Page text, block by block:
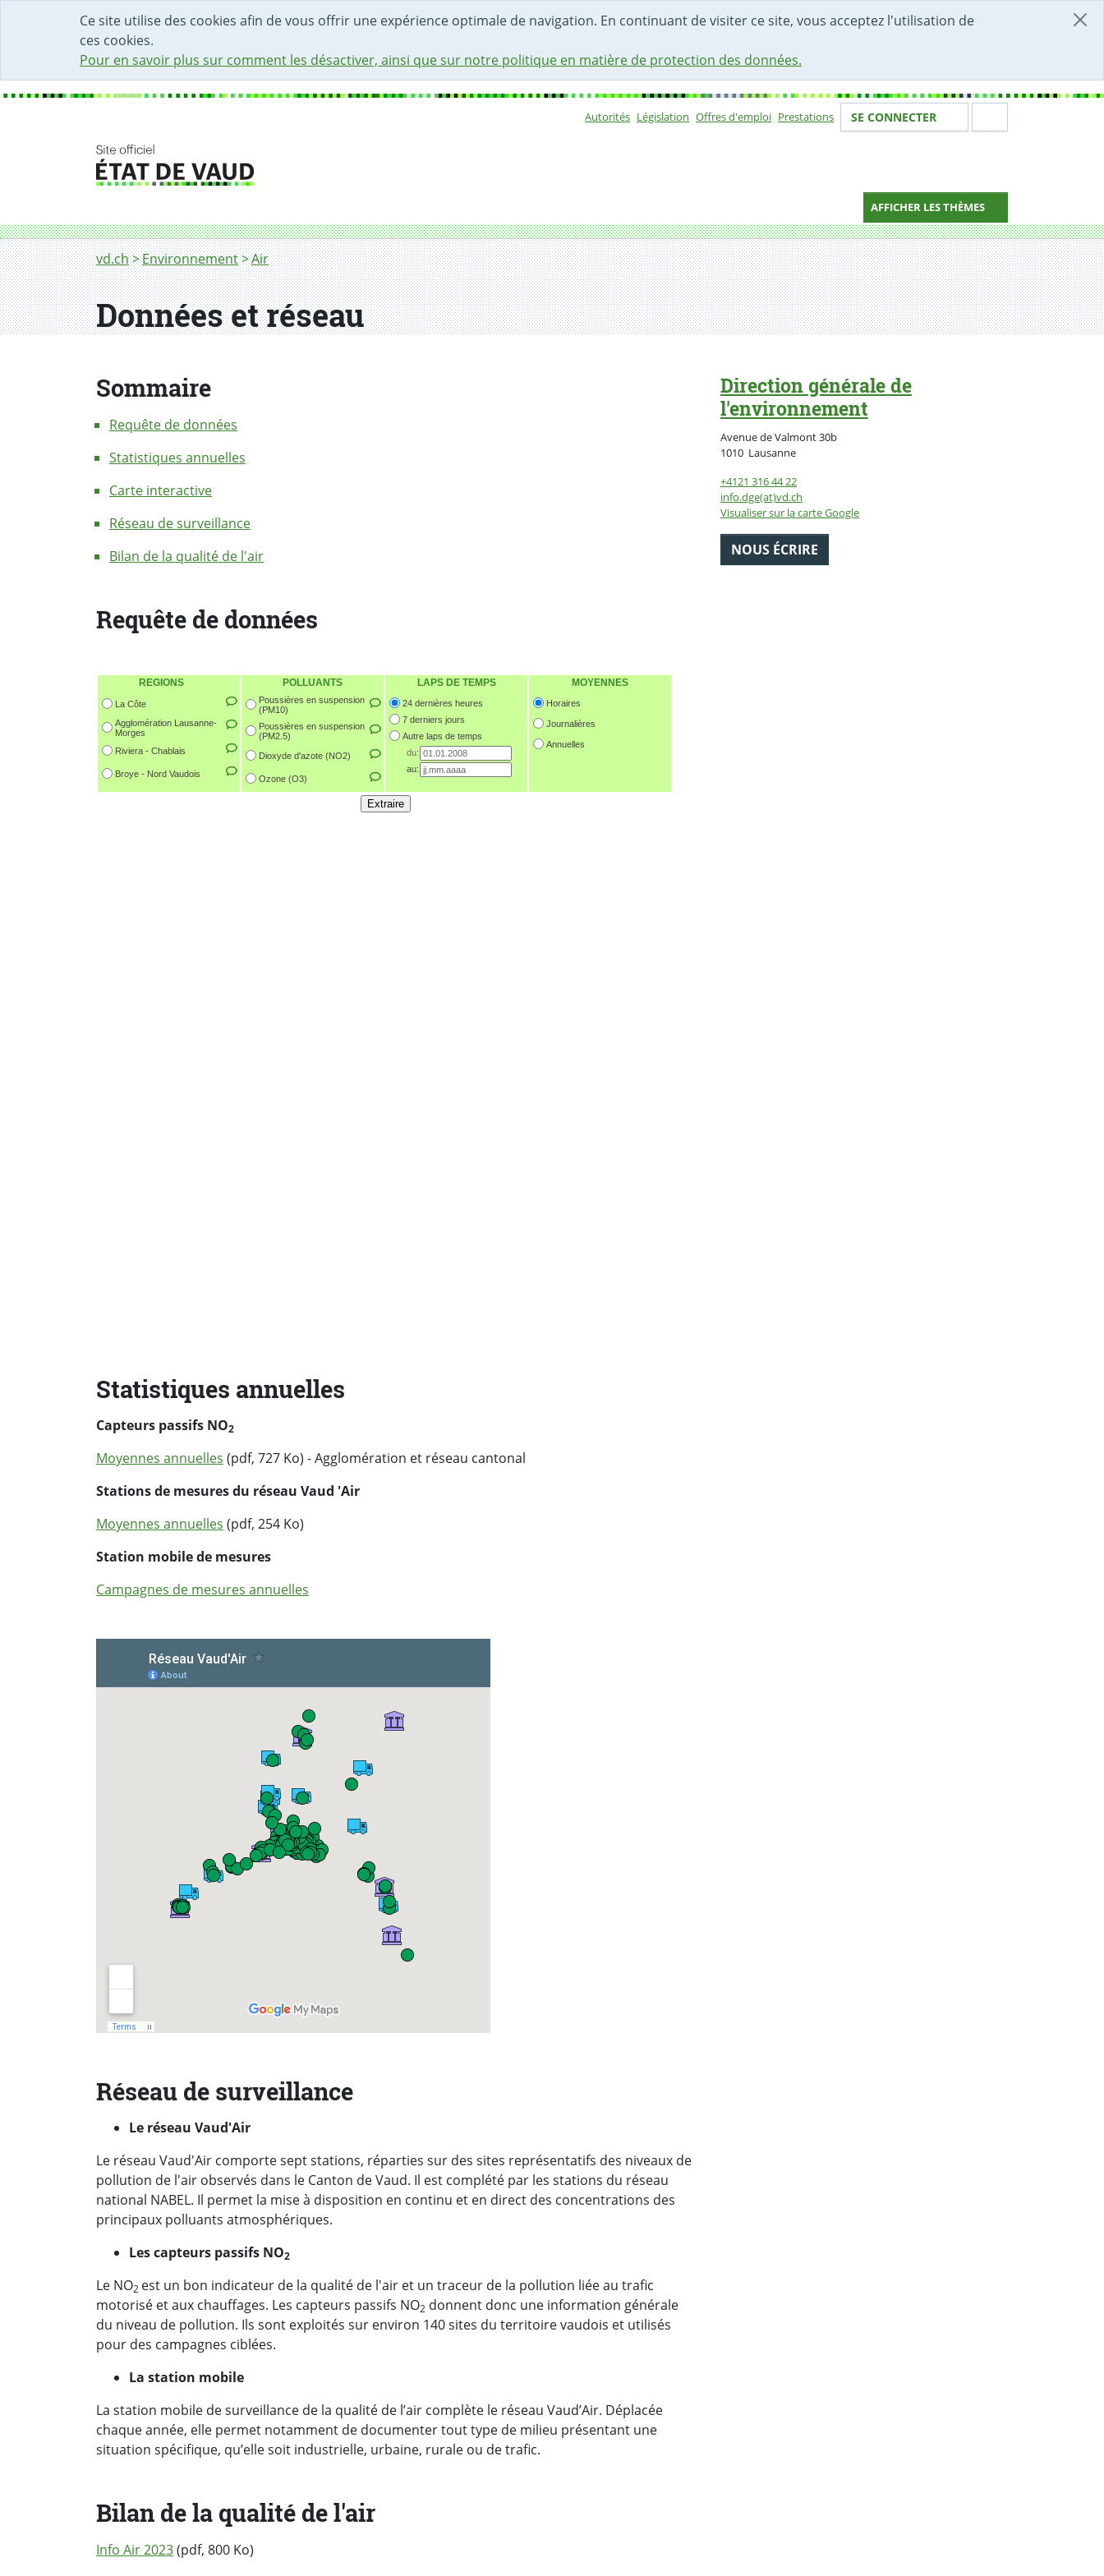
Ce site utilise des cookies afin de vous offrir une expérience optimale de navigation. En continuant de visiter ce site, vous acceptez l'utilisation de
ces cookies.
Pour en savoir plus sur comment les désactiver, ainsi que sur notre politique en matière de protection des données.
DÉBUT DU CONTENU DE LA PAGE
ACCÈS AU CHAMP DE RECHERCHE
PAGE D'ACCUEIL
FORMULAIRE DE CONTACT
Autorités Législation Offres d'emploi Prestations Votre identité
SE CONNECTER
AFFICHER LES THÈMES
Fil d'Ariane
vd.ch Environnement Air
Données et réseau
Données et réseau
Sommaire
Requête de données
Statistiques annuelles
Carte interactive
Réseau de surveillance
Bilan de la qualité de l'air
Requête de données
Statistiques annuelles
Capteurs passifs NO2
Moyennes annuelles (pdf, 727 Ko) - Agglomération et réseau cantonal
Stations de mesures du réseau Vaud 'Air
Moyennes annuelles (pdf, 254 Ko)
Station mobile de mesures
Campagnes de mesures annuelles
Réseau de surveillance
Le réseau Vaud'Air
Le réseau Vaud'Air comporte sept stations, réparties sur des sites représentatifs des niveaux de
pollution de l'air observés dans le Canton de Vaud. Il est complété par les stations du réseau
national NABEL. Il permet la mise à disposition en continu et en direct des concentrations des
principaux polluants atmosphériques.
Les capteurs passifs NO2
Le NO2 est un bon indicateur de la qualité de l'air et un traceur de la pollution liée au trafic
motorisé et aux chauffages. Les capteurs passifs NO2 donnent donc une information générale
du niveau de pollution. Ils sont exploités sur environ 140 sites du territoire vaudois et utilisés
pour des campagnes ciblées.
La station mobile
La station mobile de surveillance de la qualité de l’air complète le réseau Vaud’Air. Déplacée
chaque année, elle permet notamment de documenter tout type de milieu présentant une
situation spécifique, qu’elle soit industrielle, urbaine, rurale ou de trafic.
Bilan de la qualité de l'air
Info Air 2023(pdf, 800 Ko)
Direction générale de
l'environnement
Avenue de Valmont 30b
1010 LausanneSuisse
+4121 316 44 22
info.dge(at)vd.ch
Visualiser sur la carte Google
NOUS ÉCRIRE